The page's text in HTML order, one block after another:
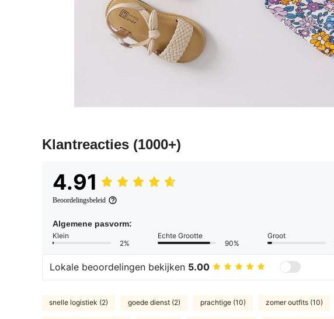
Klantreacties (1000+)
4.91
Beoordelingsbeleid
Algemene pasvorm:
Klein
2%
Echte Grootte
90%
Groot
Lokale beoordelingen bekijken 5.00
snelle logistiek (2) goede dienst (2) prachtige (10) zomer outfits (10)